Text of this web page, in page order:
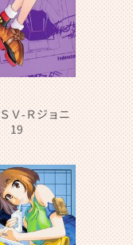
Ｖ‐Ｒジョニ
19